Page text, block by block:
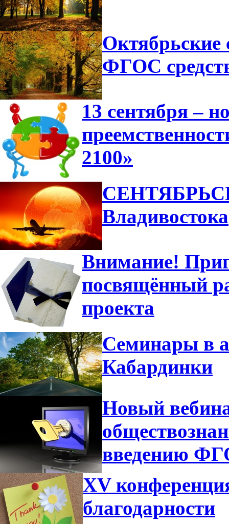
Октябрьские
ФГОС
13 сентября –
2100»
Владивостока
Внимание!
посвящённый
проекта
Семинары в
Кабардинки
Новый
введению
XV
благодарности